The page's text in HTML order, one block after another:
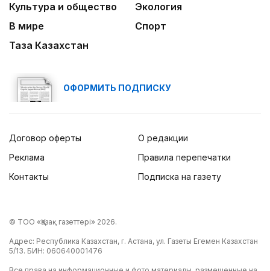
Культура и общество
Экология
В мире
Спорт
Таза Казахстан
ОФОРМИТЬ ПОДПИСКУ
Договор оферты
Реклама
Контакты
О редакции
Правила перепечатки
Подписка на газету
© ТОО «Қазақ газеттері» 2026.
Адрес: Республика Казахстан, г. Астана, ул. Газеты Егемен Казахстан
5/13. БИН: 060640001476